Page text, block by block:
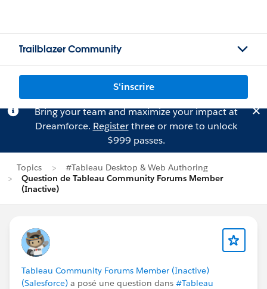
Trailblazer Community
S'inscrire
Bring your team and maximize your impact at
Dreamforce. Registerthree or more to unlock
$999 passes.
Topics
#Tableau Desktop & Web Authoring
Question de Tableau Community Forums Member
(Inactive)
Tableau Community Forums Member (Inactive)
(Salesforce) a posé une question dans #Tableau